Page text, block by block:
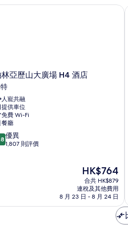
亞歷山大廣場 H4 酒店
人寵共融
提供車位
免費 Wi-Fi
餐廳
優異
1,807 則評價
現
售
HK$764
HK$764
合共 HK$879
連稅及其他費用
8 月 23 日 - 8 月 24 日
亞歷山大廣場 H4 酒店